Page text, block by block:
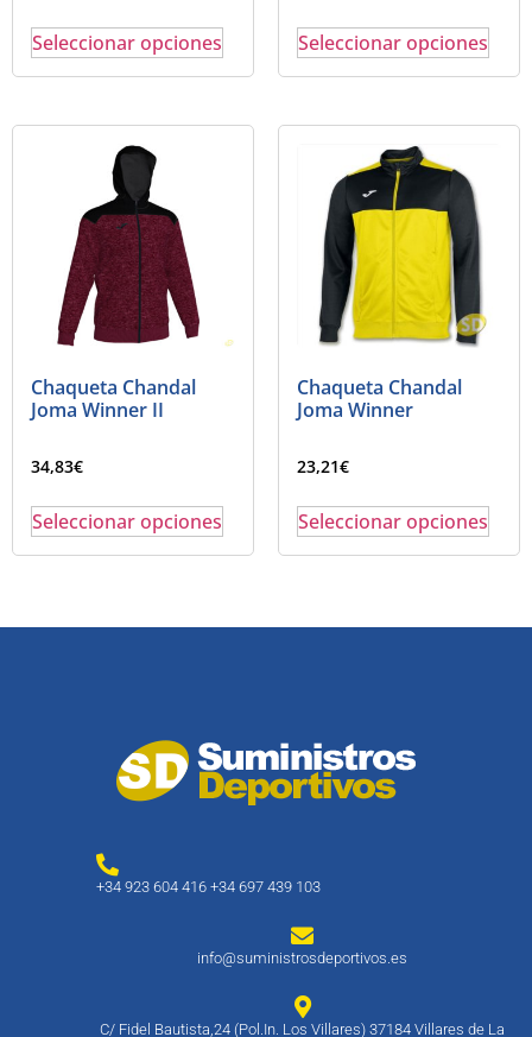
Seleccionar opciones Seleccionar opciones
Chaqueta Chandal
Joma Winner II
34,83€
Seleccionar opciones
Chaqueta Chandal
Joma Winner
23,21€
Seleccionar opciones
+34 923 604 416 +34 697 439 103
info@suministrosdeportivos.es
C/ Fidel Bautista,24 (Pol.In. Los Villares) 37184 Villares de La